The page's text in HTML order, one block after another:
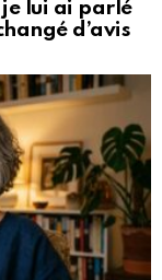
je lui ai parlé
d’avis